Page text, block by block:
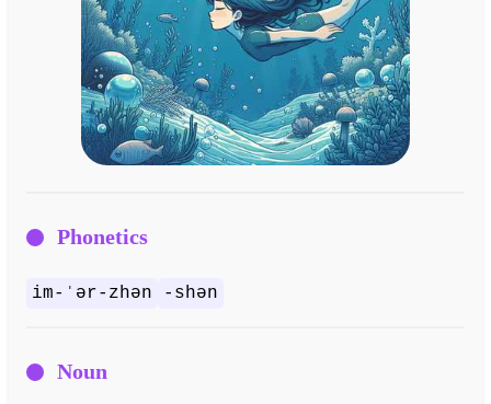
Phonetics
im-ˈər-zhən -shən
Noun